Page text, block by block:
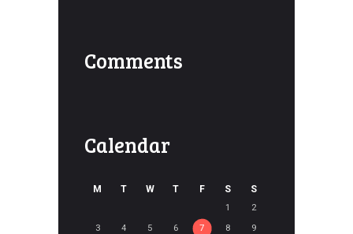
Comments
Calendar
M T W T F S S
1
2
3
4 5 6 7 8
9